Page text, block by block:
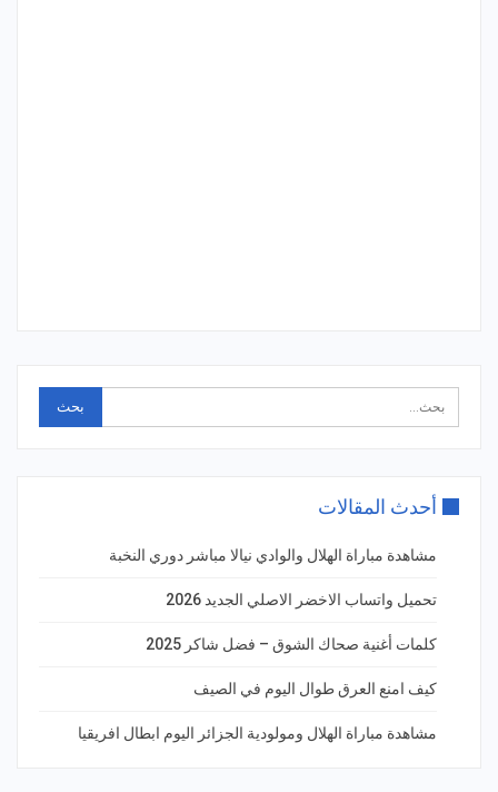
أحدث المقالات
مشاهدة مباراة الهلال والوادي نيالا مباشر دوري النخبة
تحميل واتساب الاخضر الاصلي الجديد 2026
كلمات أغنية صحاك الشوق – فضل شاكر 2025
كيف امنع العرق طوال اليوم في الصيف
مشاهدة مباراة الهلال ومولودية الجزائر اليوم ابطال افريقيا